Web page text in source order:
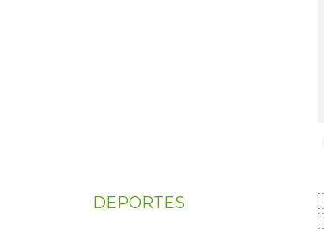
DEPORTES